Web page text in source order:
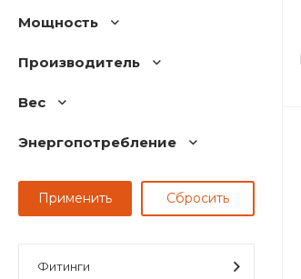
Мощность
Производитель
Вес
Энергопотребление
Фитинги